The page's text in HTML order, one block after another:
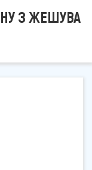
З ЖЕШУВА